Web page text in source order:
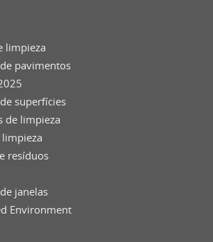
limpieza
pavimentos
superfícies
de limpieza
limpieza
resíduos
janelas
Environment